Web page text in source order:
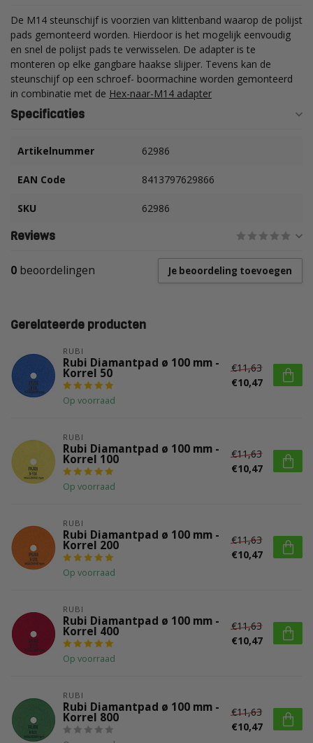
De M14 steunschijf is voorzien van klittenband waarop de polijst
pads gemonteerd worden. Hierdoor is het mogelijk eenvoudig
en snel de polijst pads te verwisselen. De adapter is te
monteren op elke gangbare haakse slijper. Tevens kan de
steunschijf op een schroef- boormachine worden gemonteerd
in combinatie met de Hex-naar-M14 adapter
Specificaties
Artikelnummer 62986
EAN Code 8413797629866
SKU 62986
Reviews
0 beoordelingen Je beoordeling toevoegen
Gerelateerde producten
RUBI
Rubi Diamantpad ø 100 mm -
Korrel 50
Op voorraad
€11,63
€10,47
RUBI
Rubi Diamantpad ø 100 mm -
Korrel 100
Op voorraad
€11,63
€10,47
RUBI
Rubi Diamantpad ø 100 mm -
Korrel 200
Op voorraad
€11,63
€10,47
RUBI
Rubi Diamantpad ø 100 mm -
Korrel 400
Op voorraad
€11,63
€10,47
RUBI
Rubi Diamantpad ø 100 mm -
Korrel 800
€11,63
€10,47